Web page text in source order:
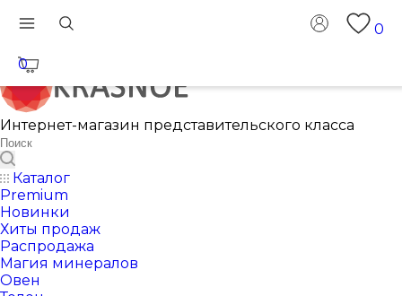
0
0
Интернет-магазин представительского класса
Каталог
Premium
Новинки
Хиты продаж
Распродажа
Магия минералов
Овен